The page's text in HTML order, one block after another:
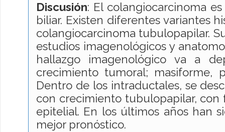
Discusión: El colangiocarcinoma
biliar. Existen diferentes variantes
colangiocarcinoma tubulopapilar.
estudios imagenológicos y
hallazgo imagenológico va a
crecimiento tumoral; masiforme,
Dentro de los intraductales, se
con crecimiento tubulopapilar,
epitelial. En los últimos años han
mejor pronóstico.